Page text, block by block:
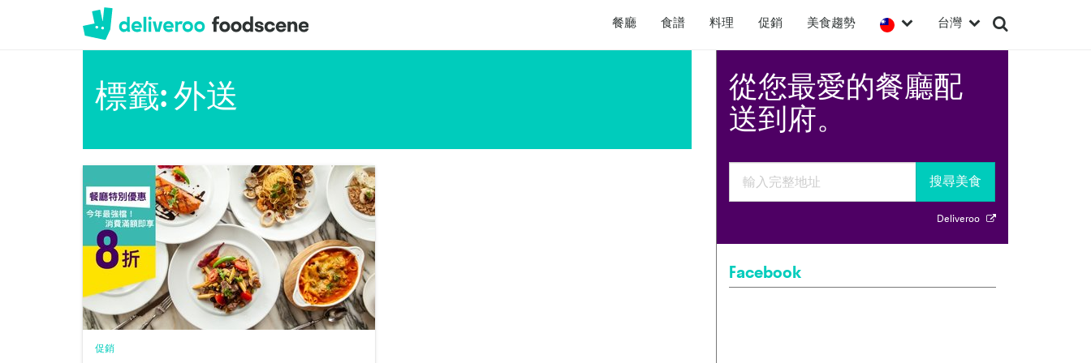
Deliveroo
餐廳 食譜 料理 促銷 美食趨勢 台灣
標籤: 外送
促銷
從您最愛的餐廳配
送到府。
搜尋美食
Deliveroo
Facebook